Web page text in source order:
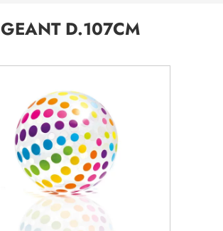
D.107CM